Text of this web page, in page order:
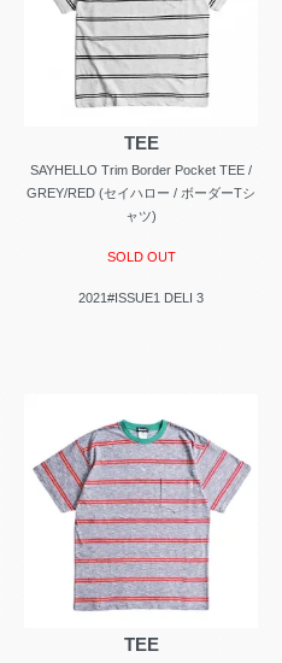
TEE
SAYHELLO Trim Border Pocket TEE /
GREY/RED (セイハロー / ボーダーTシ
ャツ)
SOLD OUT
2021#ISSUE1 DELI 3
TEE